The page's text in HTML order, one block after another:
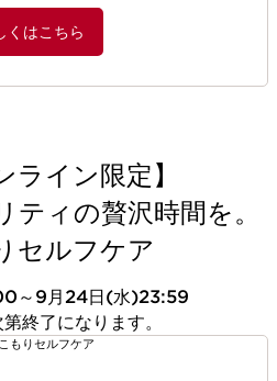
くはこちら
ライン限定】
ティの贅沢時間を。
セルフケア
～9月24日(水)23:59​
終了になります。